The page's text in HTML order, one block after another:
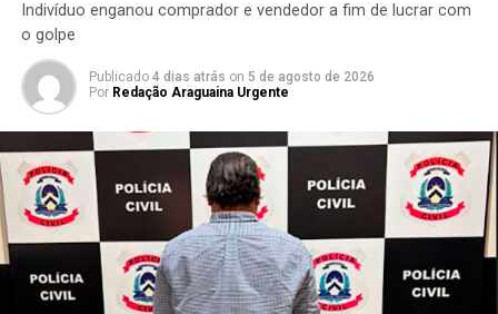
Indivíduo enganou comprador e vendedor a fim de lucrar com
o golpe
Publicado 4 dias atrás on 5 de agosto de 2026
Por Redação Araguaina Urgente